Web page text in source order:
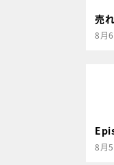
売
8月
8月